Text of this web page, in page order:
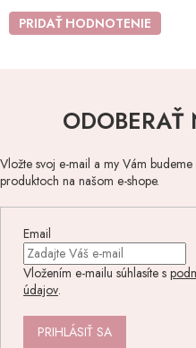
PRIDAŤ HODNOTENIE
ODOBERAŤ
Vložte svoj e-mail a my Vám
produktoch na našom e-shope.
Email
Vložením e-mailu súhlasíte s
údajov.
PRIHLÁSIŤ SA